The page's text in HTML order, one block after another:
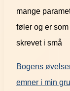
mange
føler og er
skrevet i små
Bogens
emner i min